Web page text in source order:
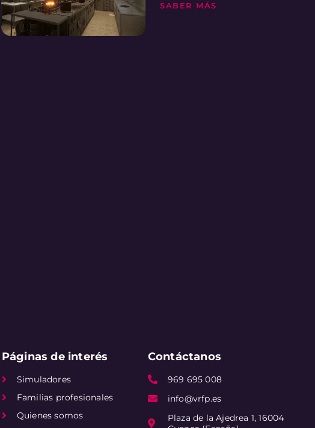
SABER MÁS
Páginas de interés
Simuladores
Familias profesionales
Quienes somos
Contáctanos
969 695 008
info@vrfp.es
Plaza de la Ajedrea 1, 16004